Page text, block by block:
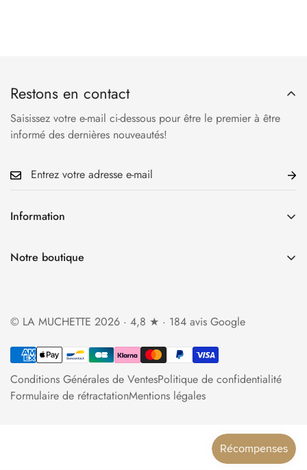
Information
La Boutique
Politique de retour et de remboursement
Contact
Notre boutique
de 10h30 à 13h et de 14h à 19h
lamuchette.boutique@gmail.com
Restons en contact
Saisissez votre e-mail ci-dessous pour être le premier à être
informé des dernières nouveautés!
© LA MUCHETTE 2026 · 4,8 ★ · 184 avis Google
Conditions Générales de VentesPolitique de confidentialité
Formulaire de rétractationMentions légales